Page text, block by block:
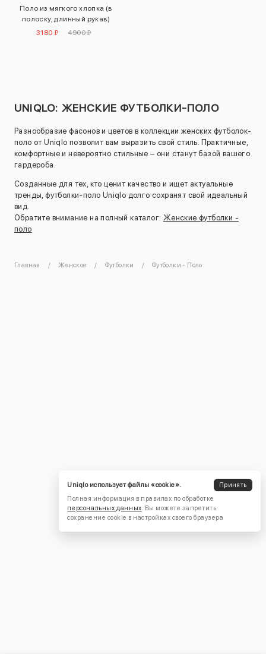
Поло из мягкого хлопка (в
полоску, длинный рукав)
3180 ₽
4900 ₽
UNIQLO: ЖЕНСКИЕ ФУТБОЛКИ-ПОЛО
Разнообразие фасонов и цветов в коллекции женских футболок-
поло от Uniqlo позволит вам выразить свой стиль. Практичные,
комфортные и невероятно стильные – они станут базой вашего
гардероба.
Созданные для тех, кто ценит качество и ищет актуальные
тренды, футболки-поло Uniqlo долго сохранят свой идеальный
вид.
Обратите внимание на полный каталог: Женские футболки -
поло
Главная Женское Футболки Футболки - Поло
Uniqlo использует файлы «cookie».
Принять
Полная информация в правилах по обработке
персональных данных. Вы можете запретить
сохранение cookie в настройках своего браузера